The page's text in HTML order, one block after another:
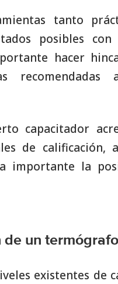
tanto
posibles con
hacer
recomendadas
capacitador
de calificación,
importante la
de un termógrafo
existentes de